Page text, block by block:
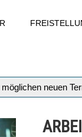
neuen